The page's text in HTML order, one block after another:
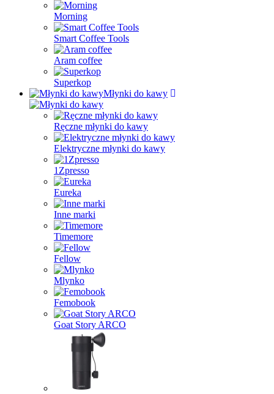
Morning
Smart Coffee Tools
Aram coffee
Superkop
Młynki do kawy
Ręczne młynki do kawy
Elektryczne młynki do kawy
1Zpresso
Eureka
Inne marki
Timemore
Fellow
Mlynko
Femobook
Goat Story ARCO